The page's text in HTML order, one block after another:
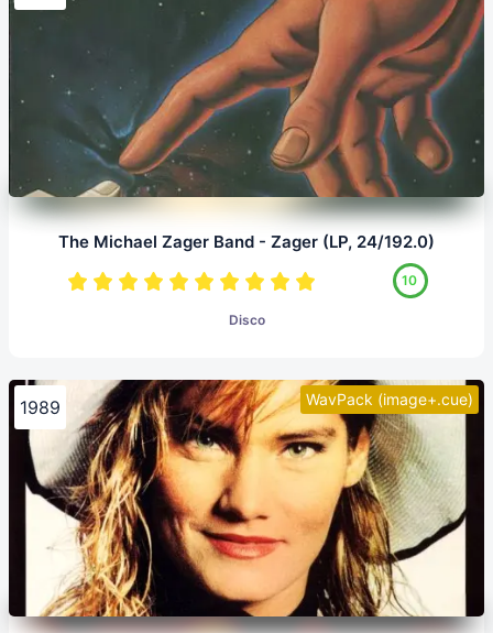
The Michael Zager Band - Zager (LP, 24/192.0)
10
Disco
WavPack (image+.cue)
1989